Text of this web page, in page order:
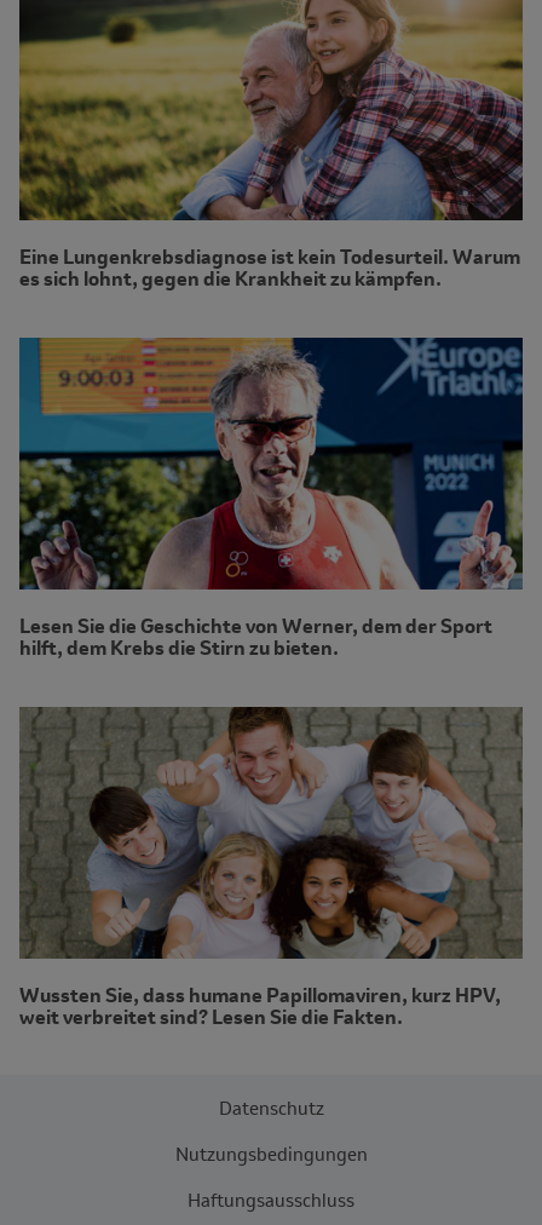
Eine Lungenkrebsdiagnose ist kein Todesurteil. Warum
es sich lohnt, gegen die Krankheit zu kämpfen.
Lesen Sie die Geschichte von Werner, dem der Sport
hilft, dem Krebs die Stirn zu bieten.
Wussten Sie, dass humane Papillomaviren, kurz HPV,
weit verbreitet sind? Lesen Sie die Fakten.
Datenschutz
Nutzungsbedingungen
Haftungsausschluss